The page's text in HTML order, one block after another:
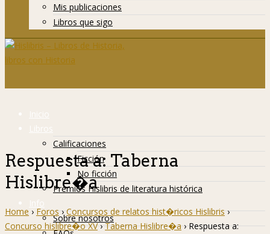
Mis publicaciones
Libros que sigo
Inicio
Libros
Calificaciones
Ficción
No ficción
Premios Hislibris de literatura histórica
Info
Sobre nosotros
Respuesta a: Taberna
Hislibre�a
Home › Foros › Concursos de relatos hist�ricos Hislibris ›
Concurso hislibre�o XV › Taberna Hislibre�a › Respuesta a: